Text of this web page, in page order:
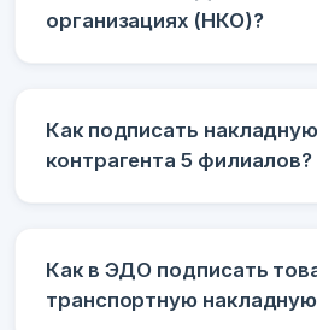
организациях (НКО)?
Как подписать
контрагента 5 филиалов?
Как в ЭДО подписать
транспортную